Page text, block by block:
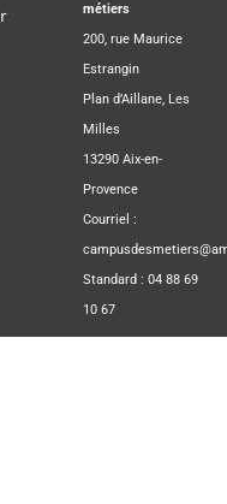
métiers
200, rue Maurice
Estrangin
Plan d’Aillane, Les
Milles
13290 Aix-en-
Provence
Courriel :
Standard : 04 88 69
10 67